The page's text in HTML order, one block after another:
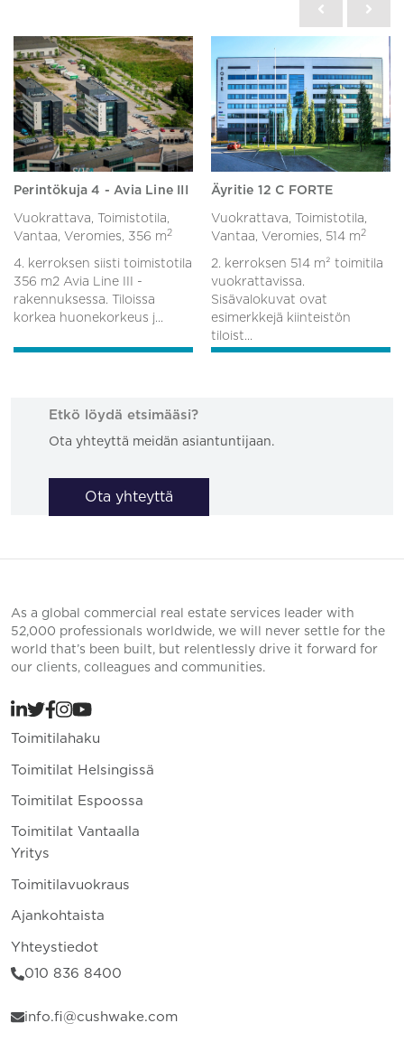
Perintökuja 4 - Avia Line III
Vuokrattava, Toimistotila,
Vantaa, Veromies, 356 m2
4. kerroksen siisti toimistotila
356 m2 Avia Line III -
rakennuksessa. Tiloissa
korkea huonekorkeus j...
Äyritie 12 C FORTE
Vuokrattava, Toimistotila,
Vantaa, Veromies, 514 m2
2. kerroksen 514 m² toimitila
vuokrattavissa.
Sisävalokuvat ovat
esimerkkejä kiinteistön
tiloist...
Etkö löydä etsimääsi?
Ota yhteyttä meidän asiantuntijaan.
Ota yhteyttä
As a global commercial real estate services leader with
52,000 professionals worldwide, we will never settle for the
world that’s been built, but relentlessly drive it forward for
our clients, colleagues and communities.
Toimitilahaku
Toimitilat Helsingissä
Toimitilat Espoossa
Toimitilat Vantaalla
Yritys
Toimitilavuokraus
Ajankohtaista
Yhteystiedot
010 836 8400
info.fi@cushwake.com